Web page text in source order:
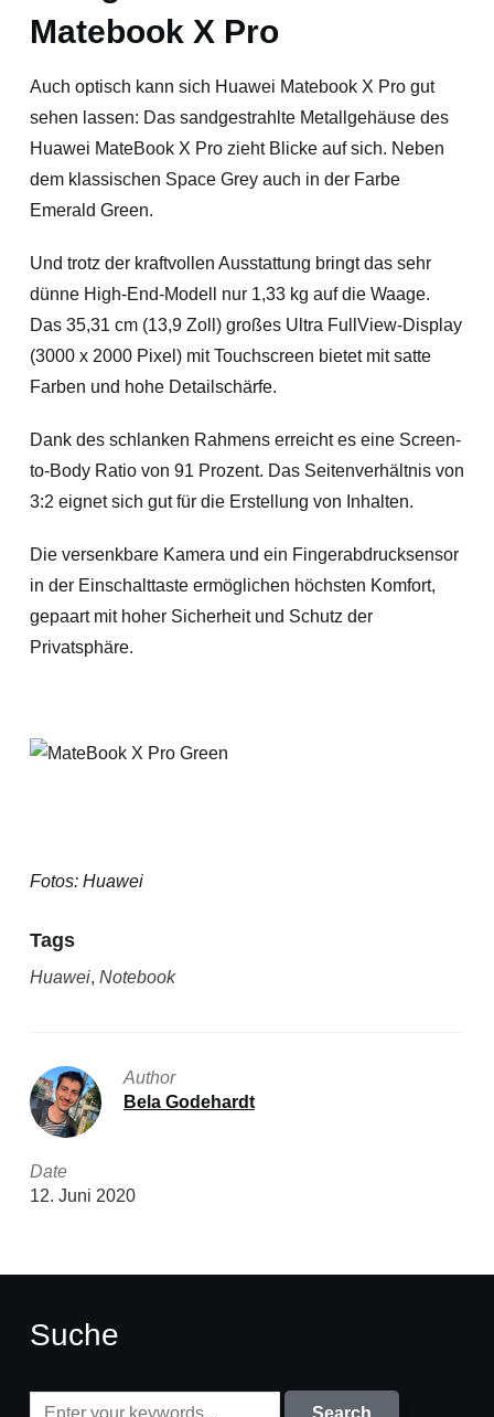
Matebook X Pro
Auch optisch kann sich Huawei Matebook X Pro gut
sehen lassen: Das sandgestrahlte Metallgehäuse des
Huawei MateBook X Pro zieht Blicke auf sich. Neben
dem klassischen Space Grey auch in der Farbe
Emerald Green.
Und trotz der kraftvollen Ausstattung bringt das sehr
dünne High-End-Modell nur 1,33 kg auf die Waage.
Das 35,31 cm (13,9 Zoll) großes Ultra FullView-Display
(3000 x 2000 Pixel) mit Touchscreen bietet mit satte
Farben und hohe Detailschärfe.
Dank des schlanken Rahmens erreicht es eine Screen-
to-Body Ratio von 91 Prozent. Das Seitenverhältnis von
3:2 eignet sich gut für die Erstellung von Inhalten.
Die versenkbare Kamera und ein Fingerabdrucksensor
in der Einschalttaste ermöglichen höchsten Komfort,
gepaart mit hoher Sicherheit und Schutz der
Privatsphäre.
Fotos: Huawei
Tags
Huawei, Notebook
Author
Bela Godehardt
Date
12. Juni 2020
Suche